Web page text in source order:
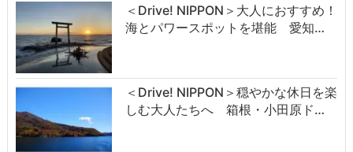
＜Drive! NIPPON＞大人におすすめ！
海とパワースポットを堪能 愛知…
＜Drive! NIPPON＞穏やかな休日を楽
しむ大人たちへ 箱根・小田原ド…